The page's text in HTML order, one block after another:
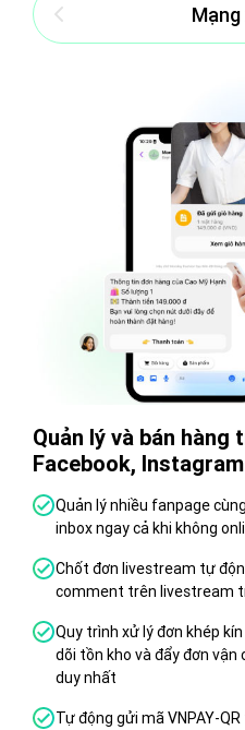
Quản lý và bán hàng
Facebook, Instagram
Quản lý nhiều fanpage
inbox ngay cả khi không
Chốt đơn livestream tự
comment trên livestream
Quy trình xử lý đơn khép
dõi tồn kho và đẩy đơn
duy nhất
Tự động gửi mã VNPAY-